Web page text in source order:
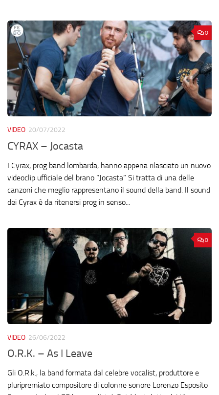
0
VIDEO 20/07/2022
CYRAX – Jocasta
I Cyrax, prog band lombarda, hanno appena rilasciato un nuovo
videoclip ufficiale del brano “Jocasta” Si tratta di una delle
canzoni che meglio rappresentano il sound della band. Il sound
dei Cyrax è da ritenersi prog in senso...
0
VIDEO 26/06/2022
O.R.K. – As I Leave
Gli O.R.k., la band formata dal celebre vocalist, produttore e
pluripremiato compositore di colonne sonore Lorenzo Esposito